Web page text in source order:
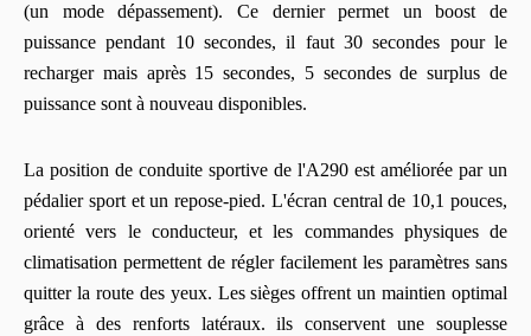
(un mode dépassement). Ce dernier permet un boost de
puissance pendant 10 secondes, il faut 30 secondes pour le
recharger mais après 15 secondes, 5 secondes de surplus de
puissance sont à nouveau disponibles.
La position de conduite sportive de l'A290 est améliorée par un
pédalier sport et un repose-pied. L'écran central de 10,1 pouces,
orienté vers le conducteur, et les commandes physiques de
climatisation permettent de régler facilement les paramètres sans
quitter la route des yeux. Les sièges offrent un maintien optimal
grâce à des renforts latéraux. ils conservent une souplesse